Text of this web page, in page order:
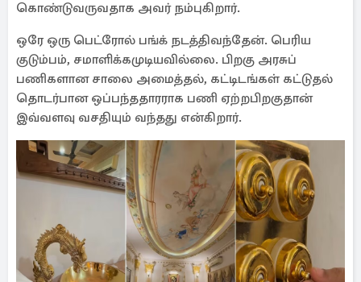
கொண்டுவருவதாக அவர் நம்புகிறார்.
ஒரே ஒரு பெட்ரோல் பங்க் நடத்திவந்தேன். பெரிய
குடும்பம், சமாளிக்கமுடியவில்லை. பிறகு அரசுப்
பணிகளான சாலை அமைத்தல், கட்டிடங்கள் கட்டுதல்
தொடர்பான ஒப்பந்ததாரராக பணி ஏற்றபிறகுதான்
இவ்வளவு வசதியும் வந்தது என்கிறார்.